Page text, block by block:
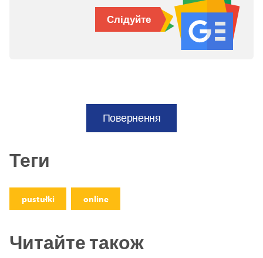
Слідуйте
Повернення
Теги
pustułki online
Читайте також